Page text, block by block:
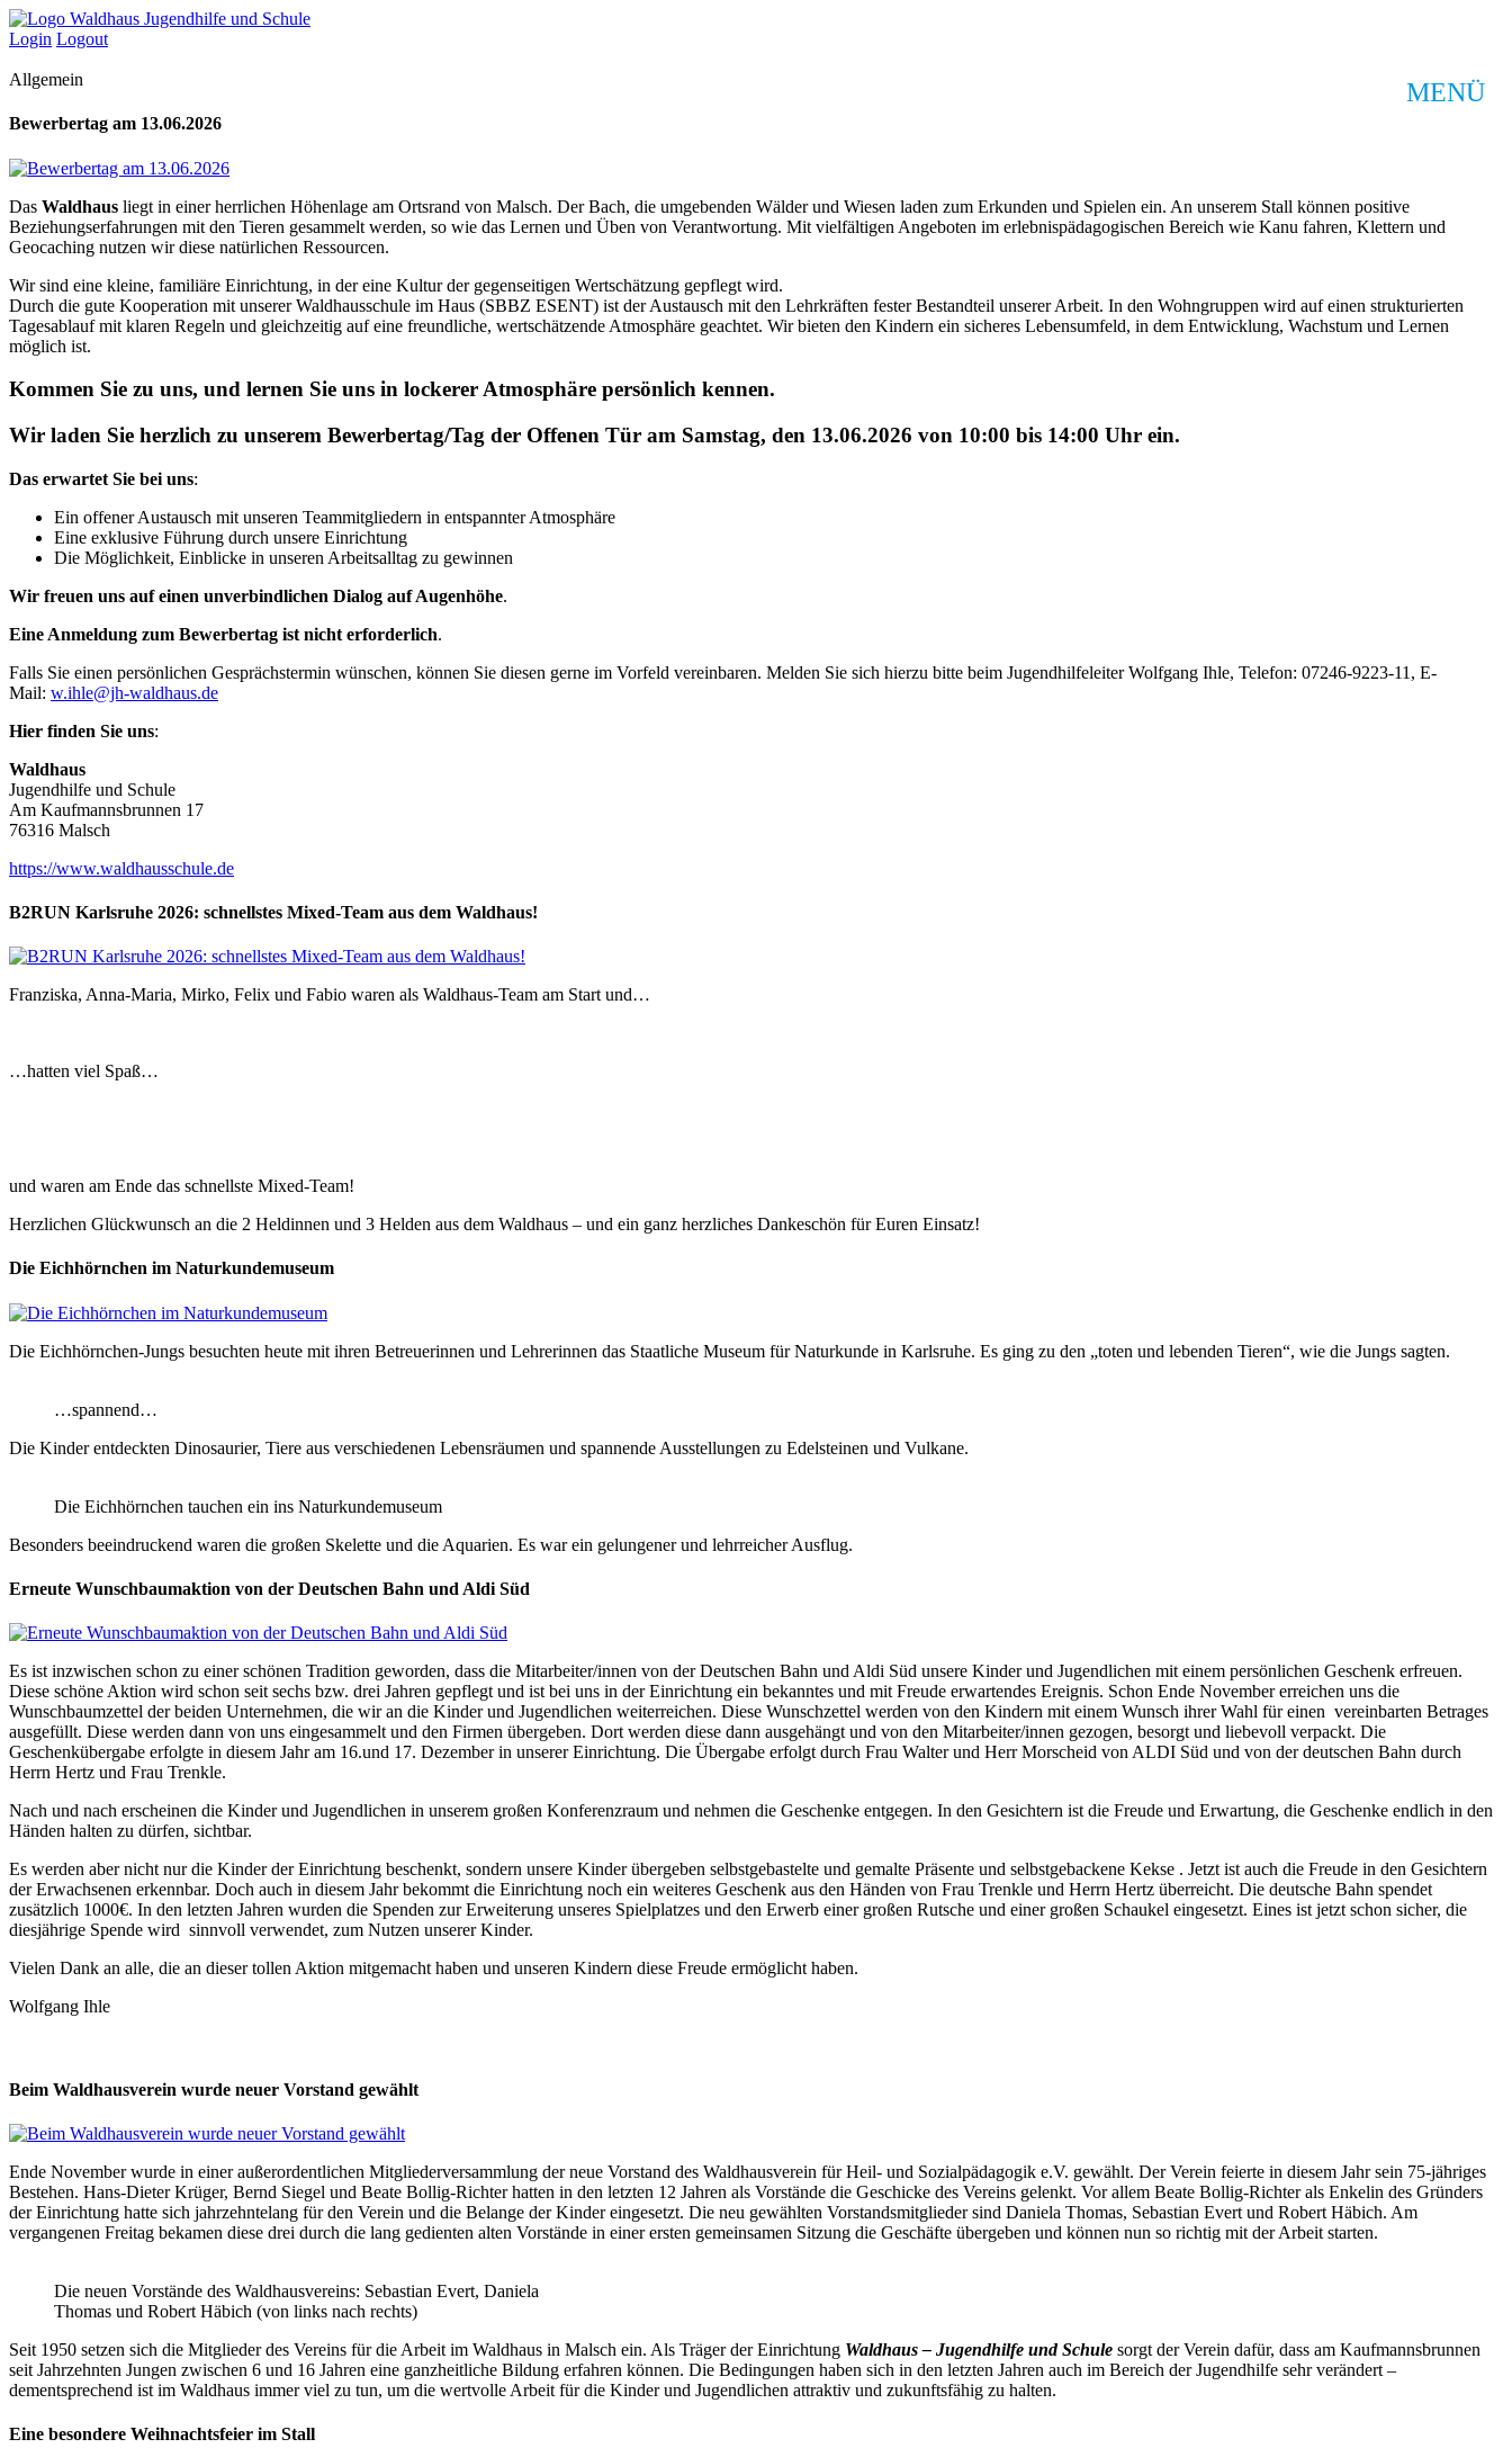
Skip
to
Login Logout
MENÜ
Allgemein
Bewerbertag am 13.06.2026
Das Waldhaus liegt in einer herrlichen Höhenlage am Ortsrand von Malsch. Der Bach, die umgebenden Wälder und Wiesen laden zum Erkunden und Spielen ein. An unserem Stall können positive
Beziehungserfahrungen mit den Tieren gesammelt werden, so wie das Lernen und Üben von Verantwortung. Mit vielfältigen Angeboten im erlebnispädagogischen Bereich wie Kanu fahren, Klettern und
Geocaching nutzen wir diese natürlichen Ressourcen.
Wir sind eine kleine, familiäre Einrichtung, in der eine Kultur der gegenseitigen Wertschätzung gepflegt wird.
Durch die gute Kooperation mit unserer Waldhausschule im Haus (SBBZ ESENT) ist der Austausch mit den Lehrkräften fester Bestandteil unserer Arbeit. In den Wohngruppen wird auf einen strukturierten
Tagesablauf mit klaren Regeln und gleichzeitig auf eine freundliche, wertschätzende Atmosphäre geachtet. Wir bieten den Kindern ein sicheres Lebensumfeld, in dem Entwicklung, Wachstum und Lernen
möglich ist.
Kommen Sie zu uns, und lernen Sie uns in lockerer Atmosphäre persönlich kennen.
Wir laden Sie herzlich zu unserem Bewerbertag/Tag der Offenen Tür am Samstag, den 13.06.2026 von 10:00 bis 14:00 Uhr ein.
Das erwartet Sie bei uns:
Ein offener Austausch mit unseren Teammitgliedern in entspannter Atmosphäre
Eine exklusive Führung durch unsere Einrichtung
Die Möglichkeit, Einblicke in unseren Arbeitsalltag zu gewinnen
Wir freuen uns auf einen unverbindlichen Dialog auf Augenhöhe.
Eine Anmeldung zum Bewerbertag ist nicht erforderlich.
Falls Sie einen persönlichen Gesprächstermin wünschen, können Sie diesen gerne im Vorfeld vereinbaren. Melden Sie sich hierzu bitte beim Jugendhilfeleiter Wolfgang Ihle, Telefon: 07246-9223-11, E-
Mail: w.ihle@jh-waldhaus.de
Hier finden Sie uns:
Waldhaus
Jugendhilfe und Schule
Am Kaufmannsbrunnen 17
76316 Malsch
https://www.waldhausschule.de
B2RUN Karlsruhe 2026: schnellstes Mixed-Team aus dem Waldhaus!
Franziska, Anna-Maria, Mirko, Felix und Fabio waren als Waldhaus-Team am Start und…
…hatten viel Spaß…
und waren am Ende das schnellste Mixed-Team!
Herzlichen Glückwunsch an die 2 Heldinnen und 3 Helden aus dem Waldhaus – und ein ganz herzliches Dankeschön für Euren Einsatz!
Die Eichhörnchen im Naturkundemuseum
Die Eichhörnchen-Jungs besuchten heute mit ihren Betreuerinnen und Lehrerinnen das Staatliche Museum für Naturkunde in Karlsruhe. Es ging zu den „toten und lebenden Tieren“, wie die Jungs sagten.
…spannend…
Die Kinder entdeckten Dinosaurier, Tiere aus verschiedenen Lebensräumen und spannende Ausstellungen zu Edelsteinen und Vulkane.
Die Eichhörnchen tauchen ein ins Naturkundemuseum
Besonders beeindruckend waren die großen Skelette und die Aquarien. Es war ein gelungener und lehrreicher Ausflug.
Erneute Wunschbaumaktion von der Deutschen Bahn und Aldi Süd
Es ist inzwischen schon zu einer schönen Tradition geworden, dass die Mitarbeiter/innen von der Deutschen Bahn und Aldi Süd unsere Kinder und Jugendlichen mit einem persönlichen Geschenk erfreuen.
Diese schöne Aktion wird schon seit sechs bzw. drei Jahren gepflegt und ist bei uns in der Einrichtung ein bekanntes und mit Freude erwartendes Ereignis. Schon Ende November erreichen uns die
Wunschbaumzettel der beiden Unternehmen, die wir an die Kinder und Jugendlichen weiterreichen. Diese Wunschzettel werden von den Kindern mit einem Wunsch ihrer Wahl für einen vereinbarten Betrages
ausgefüllt. Diese werden dann von uns eingesammelt und den Firmen übergeben. Dort werden diese dann ausgehängt und von den Mitarbeiter/innen gezogen, besorgt und liebevoll verpackt. Die
Geschenkübergabe erfolgte in diesem Jahr am 16.und 17. Dezember in unserer Einrichtung. Die Übergabe erfolgt durch Frau Walter und Herr Morscheid von ALDI Süd und von der deutschen Bahn durch
Herrn Hertz und Frau Trenkle.
Nach und nach erscheinen die Kinder und Jugendlichen in unserem großen Konferenzraum und nehmen die Geschenke entgegen. In den Gesichtern ist die Freude und Erwartung, die Geschenke endlich in den
Händen halten zu dürfen, sichtbar.
Es werden aber nicht nur die Kinder der Einrichtung beschenkt, sondern unsere Kinder übergeben selbstgebastelte und gemalte Präsente und selbstgebackene Kekse . Jetzt ist auch die Freude in den Gesichtern
der Erwachsenen erkennbar. Doch auch in diesem Jahr bekommt die Einrichtung noch ein weiteres Geschenk aus den Händen von Frau Trenkle und Herrn Hertz überreicht. Die deutsche Bahn spendet
zusätzlich 1000€. In den letzten Jahren wurden die Spenden zur Erweiterung unseres Spielplatzes und den Erwerb einer großen Rutsche und einer großen Schaukel eingesetzt. Eines ist jetzt schon sicher, die
diesjährige Spende wird sinnvoll verwendet, zum Nutzen unserer Kinder.
Vielen Dank an alle, die an dieser tollen Aktion mitgemacht haben und unseren Kindern diese Freude ermöglicht haben.
Wolfgang Ihle
Beim Waldhausverein wurde neuer Vorstand gewählt
Ende November wurde in einer außerordentlichen Mitgliederversammlung der neue Vorstand des Waldhausverein für Heil- und Sozialpädagogik e.V. gewählt. Der Verein feierte in diesem Jahr sein 75-jähriges
Bestehen. Hans-Dieter Krüger, Bernd Siegel und Beate Bollig-Richter hatten in den letzten 12 Jahren als Vorstände die Geschicke des Vereins gelenkt. Vor allem Beate Bollig-Richter als Enkelin des Gründers
der Einrichtung hatte sich jahrzehntelang für den Verein und die Belange der Kinder eingesetzt. Die neu gewählten Vorstandsmitglieder sind Daniela Thomas, Sebastian Evert und Robert Häbich. Am
vergangenen Freitag bekamen diese drei durch die lang gedienten alten Vorstände in einer ersten gemeinsamen Sitzung die Geschäfte übergeben und können nun so richtig mit der Arbeit starten.
Die neuen Vorstände des Waldhausvereins: Sebastian Evert, Daniela
Thomas und Robert Häbich (von links nach rechts)
Seit 1950 setzen sich die Mitglieder des Vereins für die Arbeit im Waldhaus in Malsch ein. Als Träger der Einrichtung Waldhaus – Jugendhilfe und Schule sorgt der Verein dafür, dass am Kaufmannsbrunnen
seit Jahrzehnten Jungen zwischen 6 und 16 Jahren eine ganzheitliche Bildung erfahren können. Die Bedingungen haben sich in den letzten Jahren auch im Bereich der Jugendhilfe sehr verändert –
dementsprechend ist im Waldhaus immer viel zu tun, um die wertvolle Arbeit für die Kinder und Jugendlichen attraktiv und zukunftsfähig zu halten.
Eine besondere Weihnachtsfeier im Stall